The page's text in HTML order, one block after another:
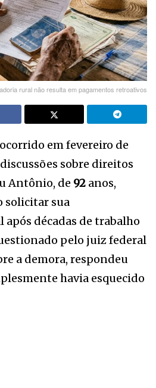
rural não resulta em pagamentos retroativos
em fevereiro de
sobre direitos
Antônio, de 92 anos,
solicitar sua
décadas de trabalho
pelo juiz federal
a demora, respondeu
havia esquecido